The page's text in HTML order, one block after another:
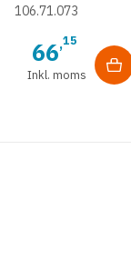
-50%
83
Inkl. moms
m/ struktur -
Bronzefarve
106.71.073
66,15
Inkl. moms